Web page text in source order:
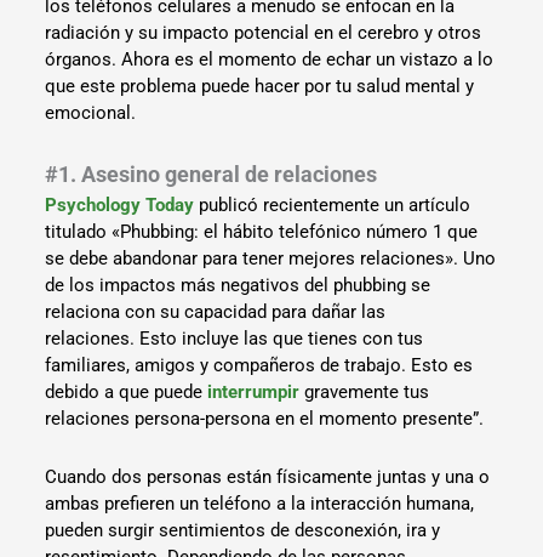
los teléfonos celulares a menudo se enfocan en la
radiación y su impacto potencial en el cerebro y otros
órganos. Ahora es el momento de echar un vistazo a lo
que este problema puede hacer por tu salud mental y
emocional.
#1. Asesino general de relaciones
Psychology Today publicó recientemente un artículo
titulado «Phubbing: el hábito telefónico número 1 que
se debe abandonar para tener mejores relaciones». Uno
de los impactos más negativos del phubbing se
relaciona con su capacidad para dañar las
relaciones. Esto incluye las que tienes con tus
familiares, amigos y compañeros de trabajo. Esto es
debido a que puede interrumpir gravemente tus
relaciones persona-persona en el momento presente”.
Cuando dos personas están físicamente juntas y una o
ambas prefieren un teléfono a la interacción humana,
pueden surgir sentimientos de desconexión, ira y